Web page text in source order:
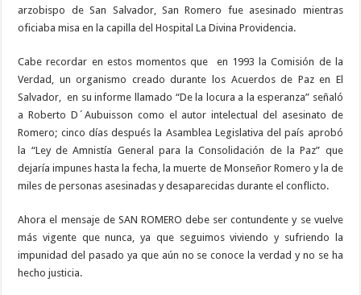
arzobispo de San Salvador, San Romero fue asesinado mientras
oficiaba misa en la capilla del Hospital La Divina Providencia.
Cabe recordar en estos momentos que
en 1993 la Comisión de la
Verdad, un organismo creado durante los Acuerdos de Paz en El
Salvador, en su informe llamado “De la locura a la esperanza” señaló
a Roberto D´Aubuisson como el autor intelectual del asesinato de
Romero; cinco días después la Asamblea Legislativa del país aprobó
la “Ley de Amnistía General para la Consolidación de la Paz” que
dejaría impunes hasta la fecha, la muerte de Monseñor Romero y la de
miles de personas asesinadas y desaparecidas durante el conflicto.
Ahora el mensaje de SAN ROMERO debe ser contundente y se vuelve
más vigente que nunca, ya que seguimos viviendo y sufriendo la
impunidad del pasado ya que aún no se conoce la verdad y no se ha
hecho justicia.